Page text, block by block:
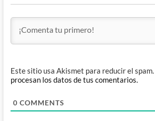
Este sitio usa Akismet para reducir el spam.
procesan los datos de tus comentarios.
0 COMMENTS